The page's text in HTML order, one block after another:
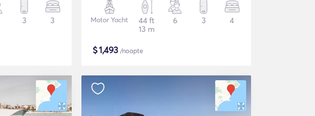
3 3 Motor Yacht
44 ft
13 m
6 3 4
$1,493 /noapte